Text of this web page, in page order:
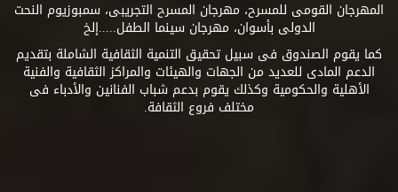
المهرجان القومى للمسرح، مهرجان المسرح التجريبى، سمبوزيوم النحت
الدولى بأسوان، مهرجان سينما الطفل.....إلخ
كما يقوم الصندوق فى سبيل تحقيق التنمية الثقافية الشاملة بتقديم
الدعم المادى للعديد من الجهات والهيئات والمراكز الثقافية والفنية
الأهلية والحكومية وكذلك يقوم بدعم شباب الفنانين والأدباء فى
مختلف فروع الثقافة.